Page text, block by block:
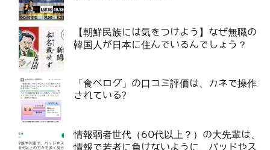
【朝鮮民族には気をつけよう】なぜ無職の
韓国人が日本に住んでいるんでしょう？
「食べログ」の口コミ評価は、カネで操作
されている?
情報弱者世代（60代以上？）の大先輩は、
情報で若者に負けないように、パッドやス